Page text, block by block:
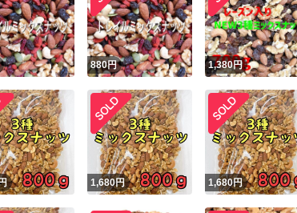
880円 1,380円
1,680円 1,680円